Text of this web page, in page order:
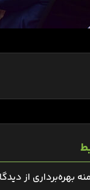
بهره‌برداری از